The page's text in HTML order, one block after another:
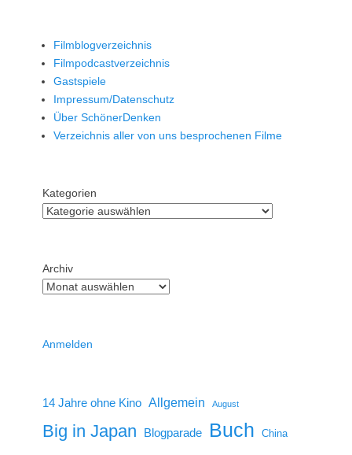
Filmblogverzeichnis
Filmpodcastverzeichnis
Gastspiele
Impressum/Datenschutz
Über SchönerDenken
Verzeichnis aller von uns besprochenen Filme
Kategorien
Archiv
Anmelden
14 Jahre ohne Kino Allgemein August
Big in Japan Blogparade Buch China